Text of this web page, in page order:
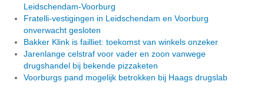
Leidschendam-Voorburg
Fratelli-vestigingen in Leidschendam en Voorburg
onverwacht gesloten
Bakker Klink is failliet: toekomst van winkels onzeker
Jarenlange celstraf voor vader en zoon vanwege
drugshandel bij bekende pizzaketen
Voorburgs pand mogelijk betrokken bij Haags drugslab